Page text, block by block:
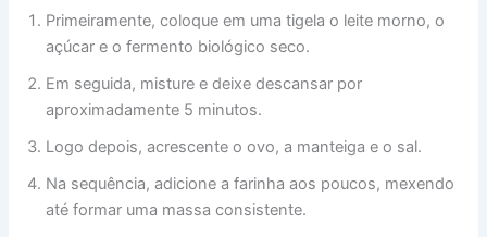
Primeiramente, coloque em uma tigela o leite morno, o
açúcar e o fermento biológico seco.
Em seguida, misture e deixe descansar por
aproximadamente 5 minutos.
Logo depois, acrescente o ovo, a manteiga e o sal.
Na sequência, adicione a farinha aos poucos, mexendo
até formar uma massa consistente.